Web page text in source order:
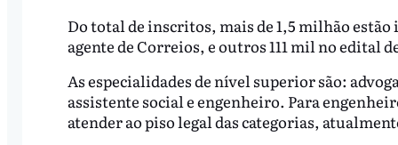
Do total de inscritos, mais de 1,5 milhão
agente de Correios, e outros 111 mil no edital
As especialidades de nível superior são:
assistente social e engenheiro. Para
atender ao piso legal das categorias,